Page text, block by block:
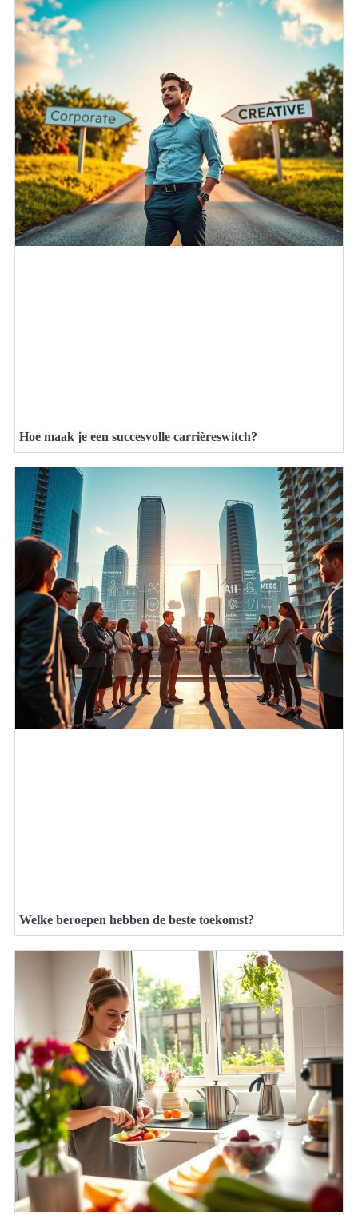
Hoe maak je een succesvolle carrièreswitch?
Welke beroepen hebben de beste toekomst?